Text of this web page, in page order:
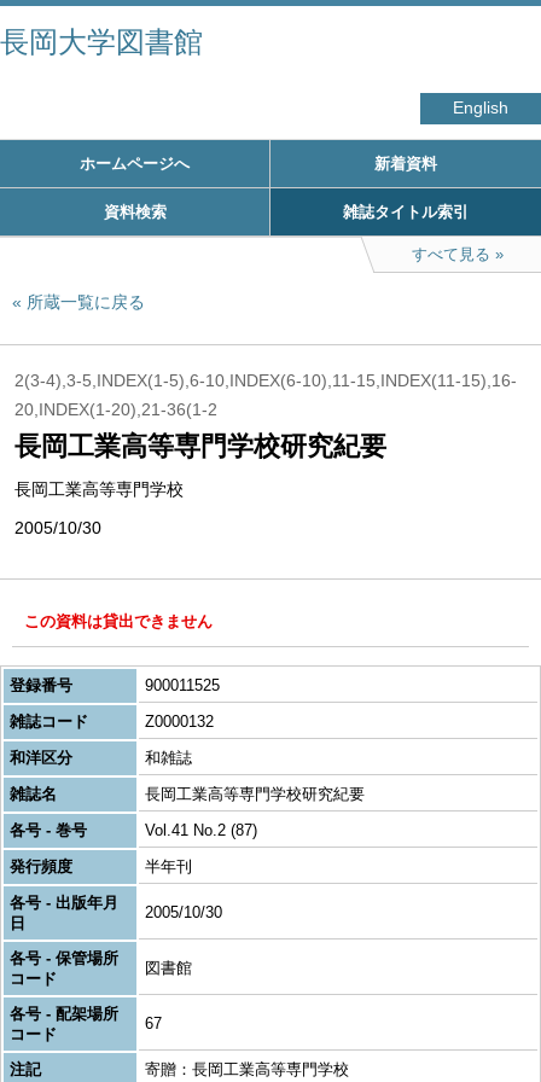
長岡大学図書館
English
ホームページへ 新着資料
資料検索 雑誌タイトル索引
すべて見る
所蔵一覧に戻る
2(3-4),3-5,INDEX(1-5),6-10,INDEX(6-10),11-15,INDEX(11-15),16-
20,INDEX(1-20),21-36(1-2
長岡工業高等専門学校研究紀要
長岡工業高等専門学校
2005/10/30
この資料は貸出できません
登録番号
900011525
雑誌コード
Z0000132
和洋区分
和雑誌
雑誌名
長岡工業高等専門学校研究紀要
各号 - 巻号
Vol.41 No.2 (87)
発行頻度
半年刊
各号 - 出版年月
日
2005/10/30
各号 - 保管場所
コード
図書館
各号 - 配架場所
コード
67
注記 寄贈：長岡工業高等専門学校